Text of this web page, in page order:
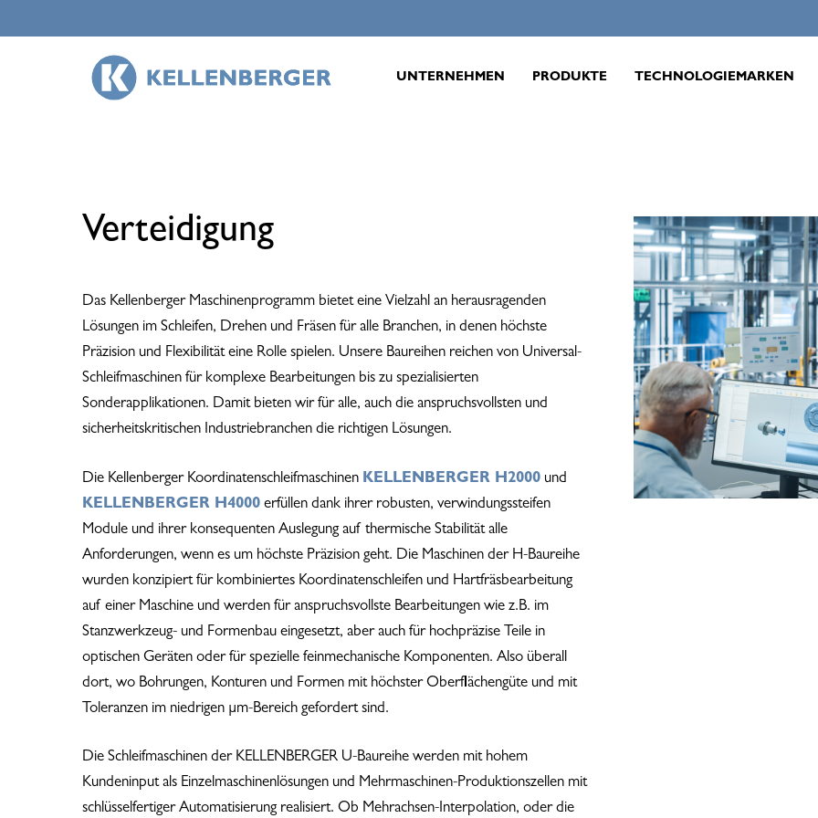
to
UNTERNEHMEN PRODUKTE TECHNOLOGIEMARKEN
Verteidigung
Das Kellenberger Maschinenprogramm bietet eine Vielzahl an herausragenden
Lösungen im Schleifen, Drehen und Fräsen für alle Branchen, in denen höchste
Präzision und Flexibilität eine Rolle spielen. Unsere Baureihen reichen von Universal-
Schleifmaschinen für komplexe Bearbeitungen bis zu spezialisierten
Sonderapplikationen. Damit bieten wir für alle, auch die anspruchsvollsten und
sicherheitskritischen Industriebranchen die richtigen Lösungen.
Die Kellenberger Koordinatenschleifmaschinen KELLENBERGER H2000 und
KELLENBERGER H4000 erfüllen dank ihrer robusten, verwindungssteifen
Module und ihrer konsequenten Auslegung auf thermische Stabilität alle
Anforderungen, wenn es um höchste Präzision geht. Die Maschinen der H-Baureihe
wurden konzipiert für kombiniertes Koordinatenschleifen und Hartfräsbearbeitung
auf einer Maschine und werden für anspruchsvollste Bearbeitungen wie z.B. im
Stanzwerkzeug- und Formenbau eingesetzt, aber auch für hochpräzise Teile in
optischen Geräten oder für spezielle feinmechanische Komponenten. Also überall
dort, wo Bohrungen, Konturen und Formen mit höchster Oberflächengüte und mit
Toleranzen im niedrigen µm-Bereich gefordert sind.
Die Schleifmaschinen der KELLENBERGER U-Baureihe werden mit hohem
Kundeninput als Einzelmaschinenlösungen und Mehrmaschinen-Produktionszellen mit
schlüsselfertiger Automatisierung realisiert. Ob Mehrachsen-Interpolation, oder die